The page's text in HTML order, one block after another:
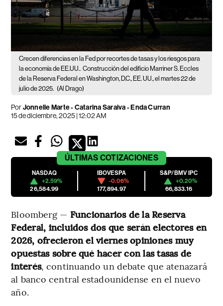
Crecen diferencias en la Fed por recortes de tasas y los riesgos para
la economía de EE.UU.. Construcción del edificio Marriner S. Eccles
de la Reserva Federal en Washington, D.C., EE. UU., el martes 22 de
julio de 2025. (Al Drago)
PorJonnelle Marte - Catarina Saraiva - Enda Curran
15 de diciembre, 2025 | 12:02 AM
ÚLTIMAS COTIZACIONES
NASDAQ
+2.59%
26,584.99
IBOVESPA
-0.06%
177,894.97
S&P/BMV IPC
+0.20%
66,833.16
Bloomberg — Funcionarios de la Reserva
Federal, incluidos dos que serán electores en
2026, ofrecieron el viernes opiniones muy
opuestas sobre qué hacer con las tasas de
interés, continuando un debate que atenazará
al banco central estadounidense en el nuevo
año.